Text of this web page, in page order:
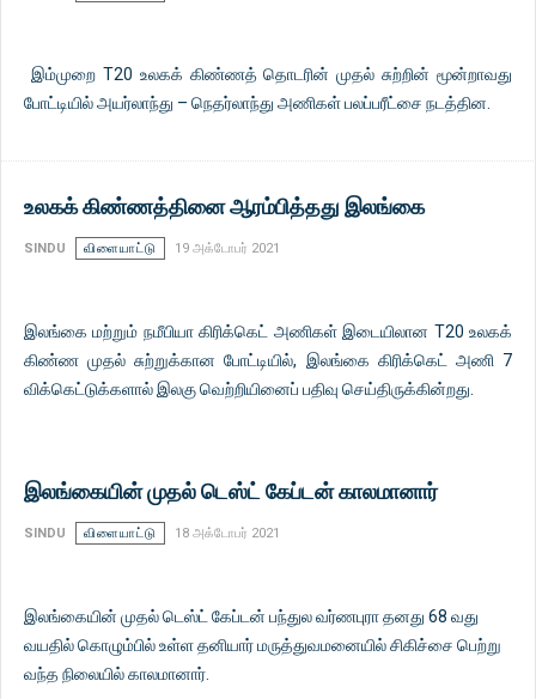
இம்முறை T20 உலகக் கிண்ணத் தொடரின் முதல் சுற்றின் மூன்றாவது
போட்டியில் அயர்லாந்து – நெதர்லாந்து அணிகள் பலப்பரீட்சை நடத்தின.
உலகக் கிண்ணத்தினை ஆரம்பித்தது இலங்கை
SINDU விளையாட்டு 19 அக்டோபர் 2021
இலங்கை மற்றும் நமீபியா கிரிக்கெட் அணிகள் இடையிலான T20 உலகக்
கிண்ண முதல் சுற்றுக்கான போட்டியில், இலங்கை கிரிக்கெட் அணி 7
விக்கெட்டுக்களால் இலகு வெற்றியினைப் பதிவு செய்திருக்கின்றது.
இலங்கையின் முதல் டெஸ்ட் கேப்டன் காலமானார்
SINDU விளையாட்டு 18 அக்டோபர் 2021
இலங்கையின் முதல் டெஸ்ட் கேப்டன் பந்துல வர்ணபுரா தனது 68 வது
வயதில் கொழும்பில் உள்ள தனியார் மருத்துவமனையில் சிகிச்சை பெற்று
வந்த நிலையில் காலமானார்.